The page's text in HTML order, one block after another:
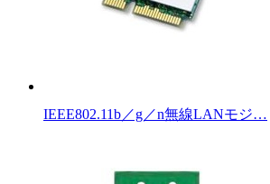
IEEE802.11b／g／n無線LANモジ…